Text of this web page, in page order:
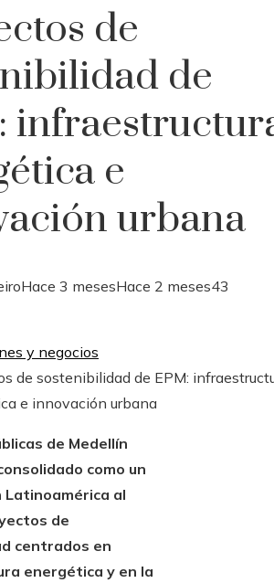
de
de
e
urbana
Hace 3 mesesHace 2 meses43
y negocios
de sostenibilidad de EPM:
e innovación urbana
de Medellín
como un
al
de
centrados en
energética y en la